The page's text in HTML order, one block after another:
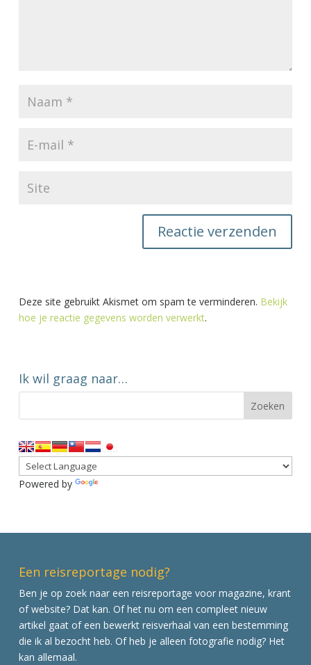
Deze site gebruikt Akismet om spam te verminderen. Bekijk
hoe je reactie gegevens worden verwerkt.
Ik wil graag naar…
Powered by
Een reisreportage nodig?
Ben je op zoek naar een reisreportage voor magazine, krant
of website? Dat kan. Of het nu om een compleet nieuw
artikel gaat of een bewerkt reisverhaal van een bestemming
die ik al bezocht heb. Of heb je alleen fotografie nodig? Het
kan allemaal.